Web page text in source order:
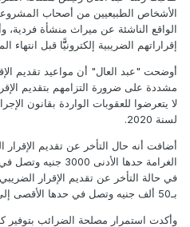
الأشخاص الطبيعيين من أصحاب
الواقع الناشئة عن ميراث منشأة
إقراراتهم الضريبية إلكترونيًّّا قبل انتهاء المدة
أوضحت "عبد العال" أن مواعيد تقديم
مشددة على ضرورة التزامهم بتقديم
لسنة 2020.
بـ50 ألف جنيه وتصل في حدها الأقصى إلى 2 مليون جنيه.
وأكدت استمرار مصلحة الضرائب بتوفير